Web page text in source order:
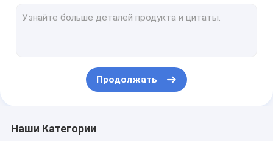
многожильный кабель системы управления
Продолжать
Наши Категории